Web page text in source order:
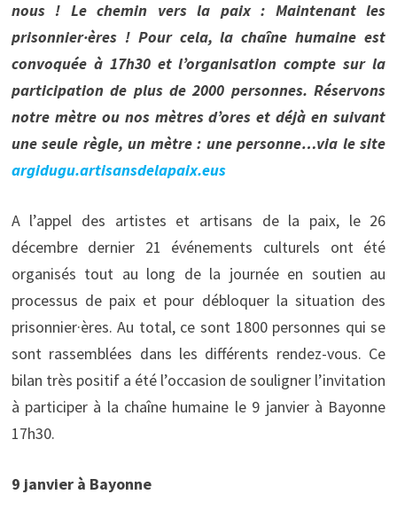
nous ! Le chemin vers la paix : Maintenant les
prisonnier·ères ! Pour cela, la chaîne humaine est
convoquée à 17h30 et l’organisation compte sur la
participation de plus de 2000 personnes. Réservons
notre mètre ou nos mètres d’ores et déjà en suivant
une seule règle, un mètre : une personne…via le site
argidugu.artisansdelapaix.eus
A l’appel des artistes et artisans de la paix, le 26
décembre dernier 21 événements culturels ont été
organisés tout au long de la journée en soutien au
processus de paix et pour débloquer la situation des
prisonnier·ères. Au total, ce sont 1800 personnes qui se
sont rassemblées dans les différents rendez-vous. Ce
bilan très positif a été l’occasion de souligner l’invitation
à participer à la chaîne humaine le 9 janvier à Bayonne
17h30.
9 janvier à Bayonne